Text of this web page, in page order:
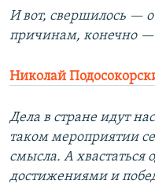
И вот, свершилось —
причинам, конечно —
Николай
Дела в стране идут
таком мероприятии
смысла. А хвастаться
достижениями и